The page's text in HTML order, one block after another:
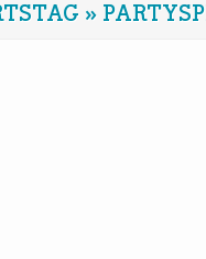
»